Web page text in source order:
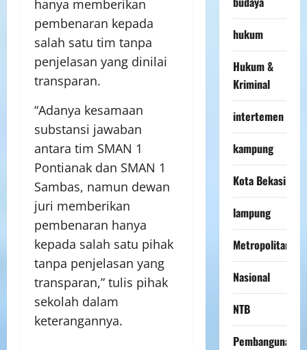
hanya memberikan
pembenaran kepada
salah satu tim tanpa
penjelasan yang dinilai
transparan.
“Adanya kesamaan
substansi jawaban
antara tim SMAN 1
Pontianak dan SMAN 1
Sambas, namun dewan
juri memberikan
pembenaran hanya
kepada salah satu pihak
tanpa penjelasan yang
transparan,” tulis pihak
sekolah dalam
keterangannya.
hukum
Hukum &
Kriminal
intertemen
kampung
Kota Bekasi
lampung
Metropolitan
Nasional
NTB
Pembangunan